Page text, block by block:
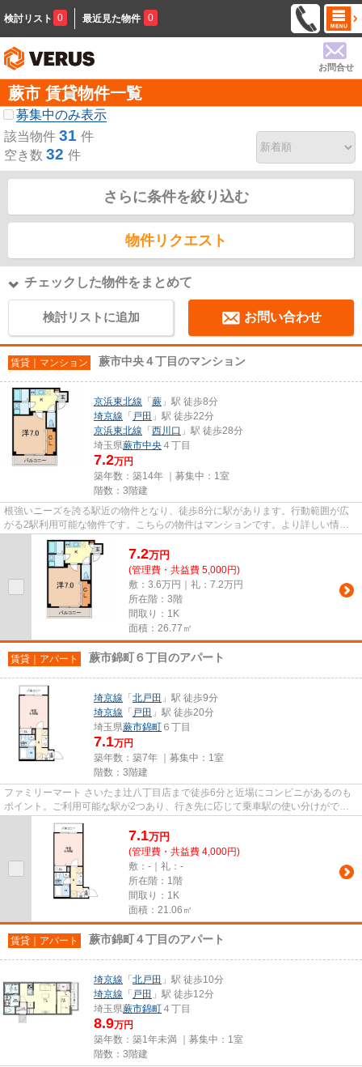
検討リスト 0 最近見た物件 0
お問合せ
蕨市 賃貸物件一覧
募集中のみ表示
該当物件 31 件
空き数 32 件
さらに条件を絞り込む
物件リクエスト
チェックした物件をまとめて
検討リストに追加 お問い合わせ
賃貸｜マンション 蕨市中央４丁目のマンション
京浜東北線 「 蕨 」駅 徒歩8分
埼京線 「 戸田 」駅 徒歩22分
京浜東北線 「 西川口 」駅 徒歩28分
埼玉県蕨市中央 ４丁目
7.2万円
築年数：築14年 ｜募集中： 1室
階数：3階建
根強いニーズを誇る駅近の物件となり、徒歩8分に駅があります。行動範囲が広
がる2駅利用可能な物件です。こちらの物件はマンションです。より詳しい情報
や内見のご予約はVERUSまでご連...
7.2万円
(管理費・共益費 5,000円)
敷：3.6万円｜礼：7.2万円
所在階：3階
間取り：1K
面積：26.77㎡
賃貸｜アパート 蕨市錦町６丁目のアパート
埼京線 「 北戸田 」駅 徒歩9分
埼京線 「 戸田 」駅 徒歩20分
埼玉県蕨市錦町 ６丁目
7.1万円
築年数：築7年 ｜募集中： 1室
階数：3階建
ファミリーマート さいたま辻八丁目店まで徒歩6分と近場にコンビニがあるのも
ポイント。ご利用可能な駅が2つあり、行き先に応じて乗車駅の使い分けができ
ます。幅広い層に好評な、駅か...
7.1万円
(管理費・共益費 4,000円)
敷：-｜礼：-
所在階：1階
間取り：1K
面積：21.06㎡
賃貸｜アパート 蕨市錦町４丁目のアパート
埼京線 「 北戸田 」駅 徒歩10分
埼京線 「 戸田 」駅 徒歩12分
埼玉県蕨市錦町 ４丁目
8.9万円
築年数：築1年未満 ｜募集中： 1室
階数：3階建